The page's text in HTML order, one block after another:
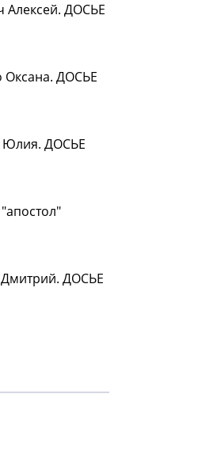
Алексей. ДОСЬЕ
Оксана. ДОСЬЕ
Юлия. ДОСЬЕ
Дмитрий. ДОСЬЕ